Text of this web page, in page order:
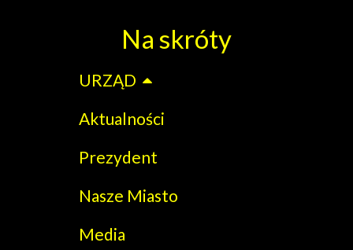
Na skróty
URZĄD
Aktualności
Prezydent
Nasze Miasto
Media